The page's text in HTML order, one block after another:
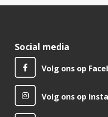
Social media
Volg ons op
Volg ons op